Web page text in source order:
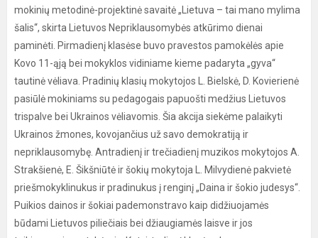
mokinių metodinė-projektinė savaitė „Lietuva – tai mano mylima
šalis“, skirta Lietuvos Nepriklausomybės atkūrimo dienai
paminėti. Pirmadienį klasėse buvo pravestos pamokėlės apie
Kovo 11-ąją bei mokyklos vidiniame kieme padaryta „gyva“
tautinė vėliava. Pradinių klasių mokytojos L. Bielskė, D. Kovierienė
pasiūlė mokiniams su pedagogais papuošti medžius Lietuvos
trispalve bei Ukrainos vėliavomis. Šia akcija siekėme palaikyti
Ukrainos žmones, kovojančius už savo demokratiją ir
nepriklausomybę. Antradienį ir trečiadienį muzikos mokytojos A.
Strakšienė, E. Šikšniūtė ir šokių mokytoja L. Milvydienė pakvietė
priešmokyklinukus ir pradinukus į renginį „Daina ir šokio judesys“.
Puikios dainos ir šokiai pademonstravo kaip didžiuojamės
būdami Lietuvos piliečiais bei džiaugiamės laisve ir jos